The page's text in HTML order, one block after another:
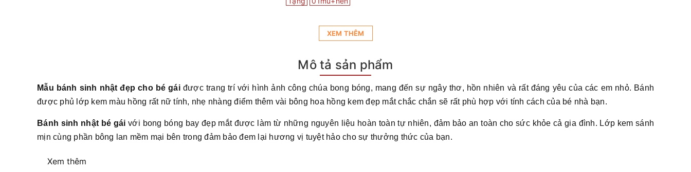
XEM THÊM
Mô tả sản phẩm
Mẫu bánh sinh nhật đẹp cho bé gáiđược trang trí với hình ảnh công chúa bong bóng, mang đến sự ngây thơ, hồn nhiên và rất đáng yêu của các em nhỏ. Bánh
được phủ lớp kem màu hồng rất nữ tính, nhẹ nhàng điểm thêm vài bông hoa hồng kem đẹp mắt chắc chắn sẽ rất phù hợp với tính cách của bé nhà bạn.
Bánh sinh nhật bé gái với bong bóng bay đẹp mắt được làm từ những nguyên liệu hoàn toàn tự nhiên, đảm bảo an toàn cho sức khỏe cả gia đình. Lớp kem sánh
mịn cùng phần bông lan mềm mại bên trong đảm bảo đem lại hương vị tuyệt hảo cho sự thưởng thức của bạn.
Xem thêm